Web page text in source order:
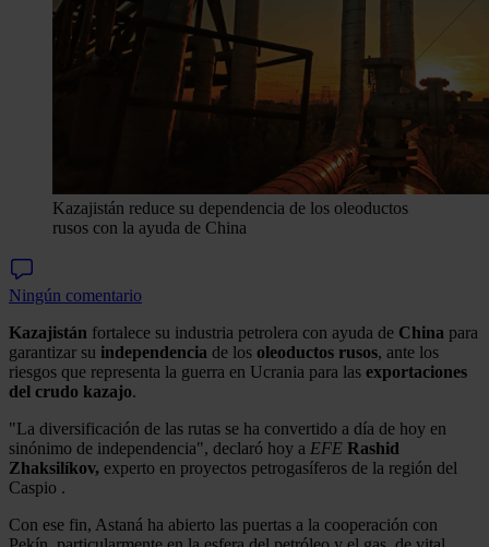
Kazajistán reduce su dependencia de los oleoductos
rusos con la ayuda de China
Ningún comentario
Kazajistán fortalece su industria petrolera con ayuda de China para
garantizar su independencia de los oleoductos rusos, ante los
riesgos que representa la guerra en Ucrania para las exportaciones
del crudo kazajo.
"La diversificación de las rutas se ha convertido a día de hoy en
sinónimo de independencia", declaró hoy a EFE Rashid
Zhaksilíkov, experto en proyectos petrogasíferos de la región del
Caspio .
Con ese fin, Astaná ha abierto las puertas a la cooperación con